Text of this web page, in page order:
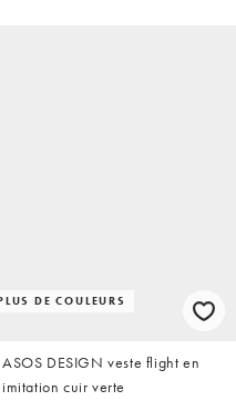
DE COULEURS
ASOS DESIGN veste flight en
imitation cuir verte